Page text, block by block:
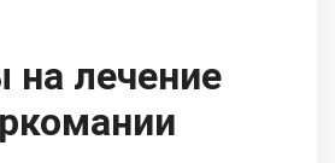
на лечение